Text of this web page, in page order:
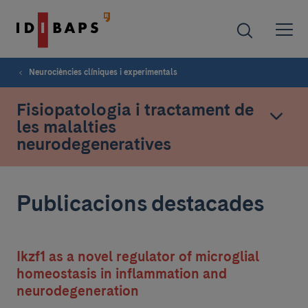
Neurociències clíniques i experimentals
Fisiopatologia i tractament de
les malalties
neurodegeneratives
Publicacions destacades
Ikzf1 as a novel regulator of microglial
homeostasis in inflammation and
neurodegeneration